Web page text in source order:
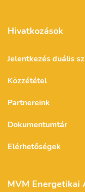
Hivatkozások
Jelentkezés duális
Közzététel
Partnereink
Dokumentumtár
Elérhetőségek
MVM Energetikai